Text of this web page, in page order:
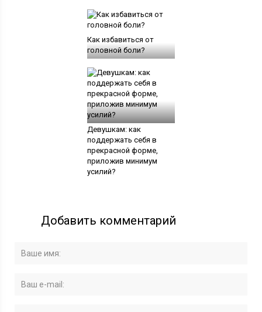
Как избавиться от
головной боли?
Девушкам: как
поддержать себя в
прекрасной форме,
приложив минимум
усилий?
Добавить комментарий